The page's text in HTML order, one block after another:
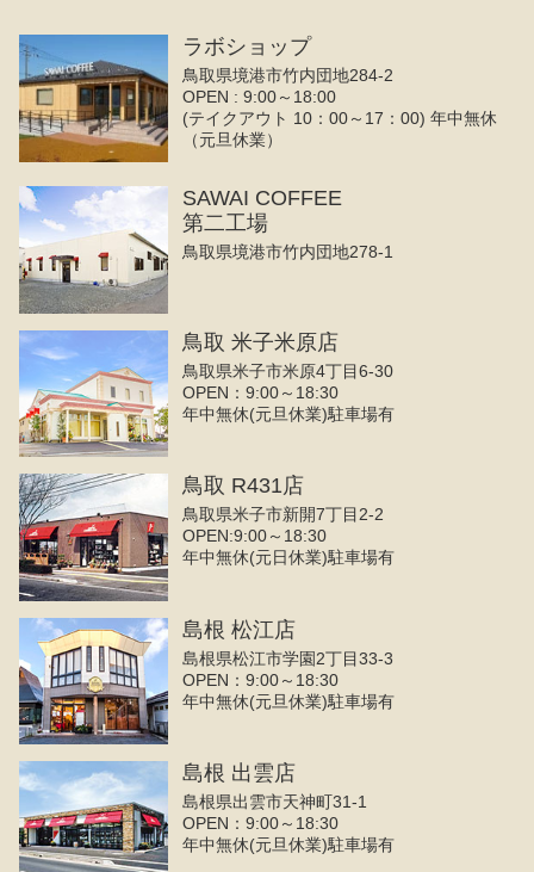
ラボショップ
鳥取県境港市竹内団地284-2
OPEN : 9:00～18:00
(テイクアウト 10：00～17：00) 年中無休
（元旦休業）
SAWAI COFFEE
第二工場
鳥取県境港市竹内団地278-1
鳥取 米子米原店
鳥取県米子市米原4丁目6-30
OPEN：9:00～18:30
年中無休(元旦休業)駐車場有
鳥取 R431店
鳥取県米子市新開7丁目2-2
OPEN:9:00～18:30
年中無休(元日休業)駐車場有
島根 松江店
島根県松江市学園2丁目33-3
OPEN：9:00～18:30
年中無休(元旦休業)駐車場有
島根 出雲店
島根県出雲市天神町31-1
OPEN：9:00～18:30
年中無休(元旦休業)駐車場有